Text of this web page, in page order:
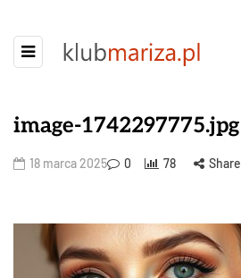
image-1742297775.jpg
18 marca 2025 0 78 Share